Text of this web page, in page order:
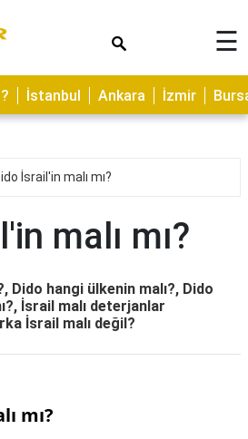
☰
İstanbul Ankara İzmir
İsrail'in malı mı?
malı mı?
Dido hangi ülkenin malı?, Dido
İsrail malı deterjanlar
İsrail malı değil?
mı?